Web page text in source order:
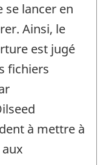
se lancer en
Ainsi, le
est jugé
fichiers
à mettre à